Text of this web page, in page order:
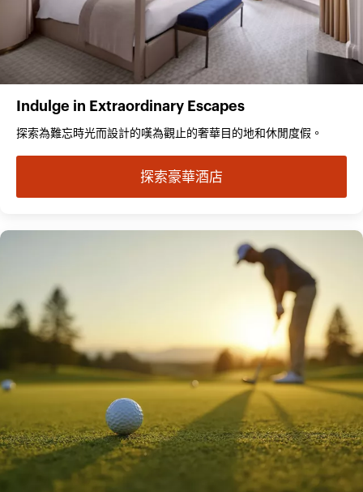
Indulge in Extraordinary Escapes
探索為難忘時光而設計的嘆為觀止的奢華目的地和休閒度假。
探索豪華酒店